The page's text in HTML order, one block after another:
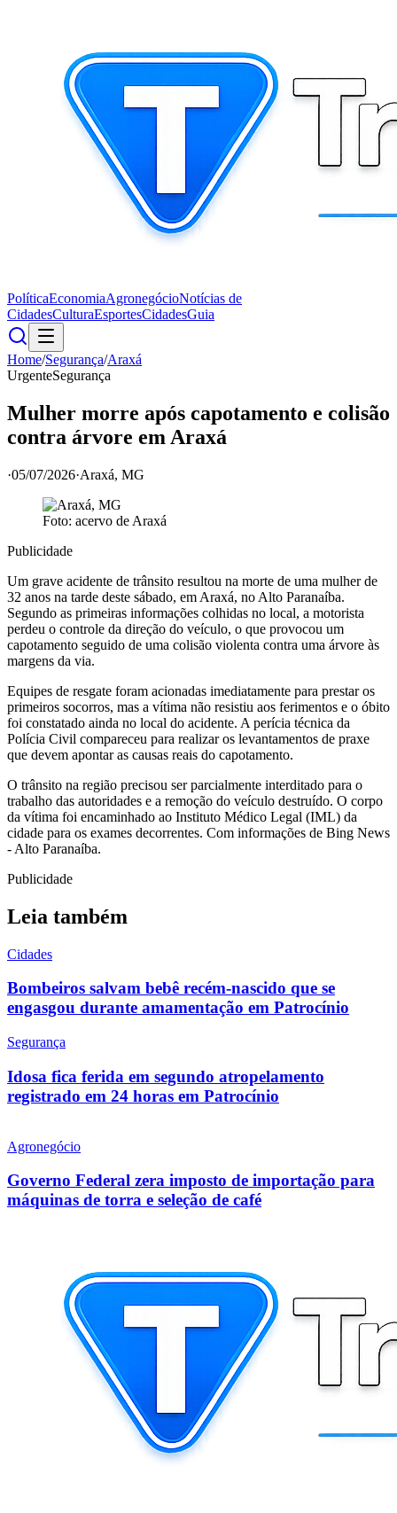
PolíticaEconomiaAgronegócioNotícias de
CidadesCulturaEsportesCidadesGuia
Home/Segurança/Araxá
UrgenteSegurança
Mulher morre após capotamento e colisão
contra árvore em Araxá
·05/07/2026·Araxá, MG
Foto: acervo de Araxá
Publicidade
Um grave acidente de trânsito resultou na morte de uma mulher de
32 anos na tarde deste sábado, em Araxá, no Alto Paranaíba.
Segundo as primeiras informações colhidas no local, a motorista
perdeu o controle da direção do veículo, o que provocou um
capotamento seguido de uma colisão violenta contra uma árvore às
margens da via.
Equipes de resgate foram acionadas imediatamente para prestar os
primeiros socorros, mas a vítima não resistiu aos ferimentos e o óbito
foi constatado ainda no local do acidente. A perícia técnica da
Polícia Civil compareceu para realizar os levantamentos de praxe
que devem apontar as causas reais do capotamento.
O trânsito na região precisou ser parcialmente interditado para o
trabalho das autoridades e a remoção do veículo destruído. O corpo
da vítima foi encaminhado ao Instituto Médico Legal (IML) da
cidade para os exames decorrentes. Com informações de Bing News
- Alto Paranaíba.
Publicidade
Leia também
Cidades
Bombeiros salvam bebê recém-nascido que se
engasgou durante amamentação em Patrocínio
Segurança
Idosa fica ferida em segundo atropelamento
registrado em 24 horas em Patrocínio
Agronegócio
Governo Federal zera imposto de importação para
máquinas de torra e seleção de café